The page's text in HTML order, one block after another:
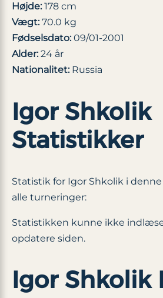
Højde:178 cm
Vægt:70.0 kg
Fødselsdato:09/01-2001
Alder:24 år
Nationalitet:Russia
Igor Shkolik
Statistikker
Statistik for Igor Shkolik i
alle turneringer:
Statistikken kunne ikke
opdatere siden.
Igor Shkolik